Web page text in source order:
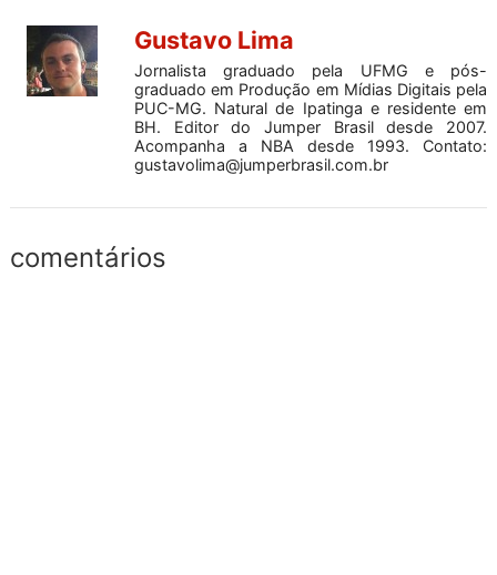
Gustavo Lima
Jornalista graduado pela UFMG e pós-
graduado em Produção em Mídias Digitais pela
PUC-MG. Natural de Ipatinga e residente em
BH. Editor do Jumper Brasil desde 2007.
Acompanha a NBA desde 1993. Contato:
gustavolima@jumperbrasil.com.br
comentários